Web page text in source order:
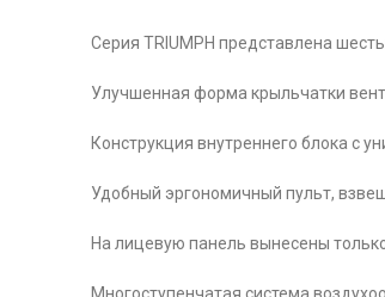
Серия TRIUMPH представлена
Улучшенная форма крыльчатки
Конструкция внутреннего блока с
Удобный эргономичный пульт,
На лицевую панель вынесены